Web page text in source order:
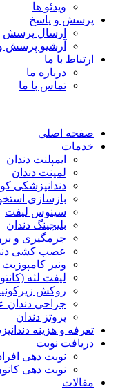
ویدئو ها
پرسش و پاسخ
ارسال پرسش
آرشیو پرسش
ارتباط با ما
درباره ما
تماس با ما
صفحه اصلی
خدمات
ایمپلنت دندان
لمینت دندان
دندانپزشکی
بازسازی
سینوس لیفت
بلیچینگ دندان
جرمگیری و
عصب کشی
ونیر کامپوزیت
لیفت لثه
روکش
جراحی دندان
پروتز دندان
تعرفه و هزینه
دریافت نوبت
نوبت دهی
نوبت دهی
مقالات